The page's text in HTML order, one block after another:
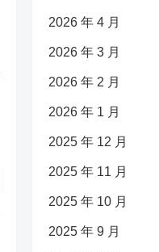
2026 年 4 月
2026 年 3 月
2026 年 2 月
2026 年 1 月
2025 年 12 月
2025 年 11 月
2025 年 10 月
2025 年 9 月